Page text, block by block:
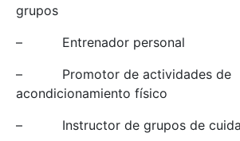
grupos
– Entrenador personal
– Promotor de actividades de
acondicionamiento físico
– Instructor de grupos de